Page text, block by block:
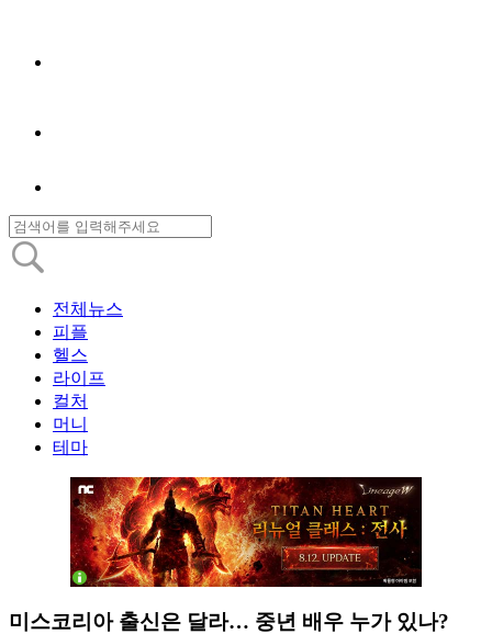
전체뉴스
피플
헬스
라이프
컬처
머니
테마
미스코리아 출신은 달라… 중년 배우 누가 있나?